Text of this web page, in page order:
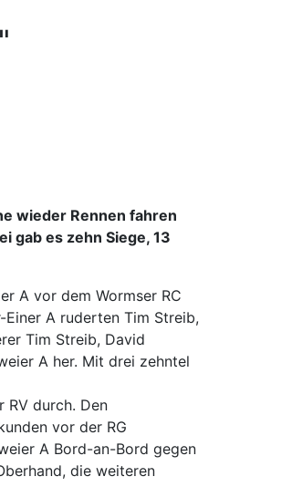
wieder Rennen fahren
gab es zehn Siege, 13
A vor dem Wormser RC
A ruderten Tim Streib,
Tim Streib, David
A her. Mit drei zehntel
RV durch. Den
vor der RG
A Bord-an-Bord gegen
die weiteren